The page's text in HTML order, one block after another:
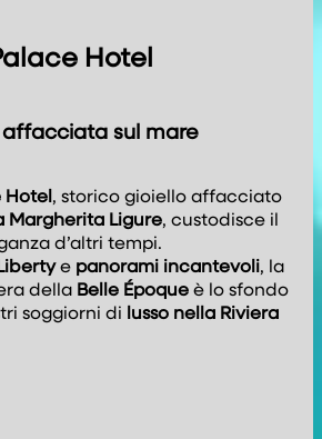
Hotel
sul mare
Hotel, storico gioiello affacciato
Margherita Ligure, custodisce il
d’altri tempi.
e panorami incantevoli, la
della Belle Époqueè lo sfondo
soggiorni di lusso nella Riviera